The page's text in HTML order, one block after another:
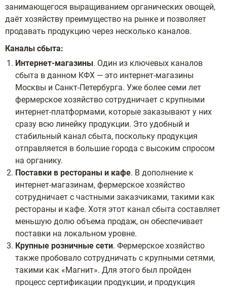
занимающегося выращиванием органических овощей,
даёт хозяйству преимущество на рынке и позволяет
продавать продукцию через несколько каналов.
Каналы сбыта:
Интернет-магазины. Один из ключевых каналов
сбыта в данном КФХ — это интернет-магазины
Москвы и Санкт-Петербурга. Уже более семи лет
фермерское хозяйство сотрудничает с крупными
интернет-платформами, которые заказывают у них
сразу всю линейку продукции. Это удобный и
стабильный канал сбыта, поскольку продукция
отправляется в большие города с высоким спросом
на органику.
Поставки в рестораны и кафе. В дополнение к
интернет-магазинам, фермерское хозяйство
сотрудничает с частными заказчиками, такими как
рестораны и кафе. Хотя этот канал сбыта составляет
меньшую долю объема продаж, он обеспечивает
поставки на локальном уровне.
Крупные розничные сети. Фермерское хозяйство
также пробовало сотрудничать с крупными сетями,
такими как «Магнит». Для этого был пройден
процесс сертификации продукции, и продукция